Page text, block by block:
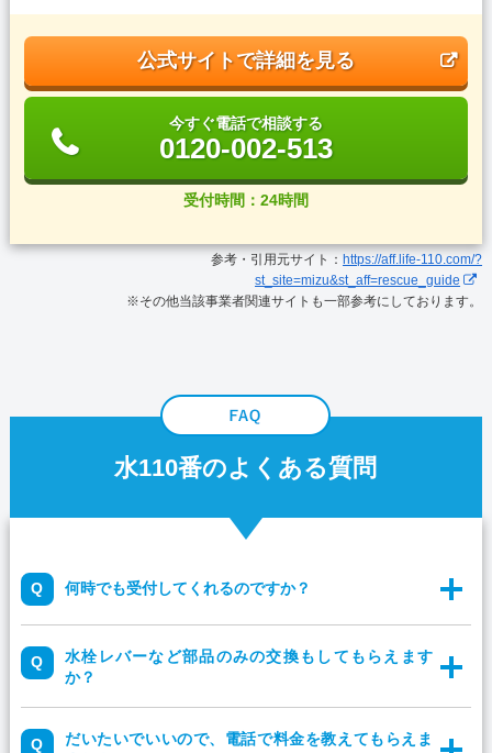
公式サイトで詳細を見る
今すぐ電話で相談する
0120-002-513
受付時間：24時間
参考・引用元サイト： https://aff.life-110.com/?
st_site=mizu&st_aff=rescue_guide
※その他当該事業者関連サイトも一部参考にしております。
水110番のよくある質問
何時でも受付してくれるのですか？
水栓レバーなど部品のみの交換もしてもらえます
か？
だいたいでいいので、電話で料金を教えてもらえま